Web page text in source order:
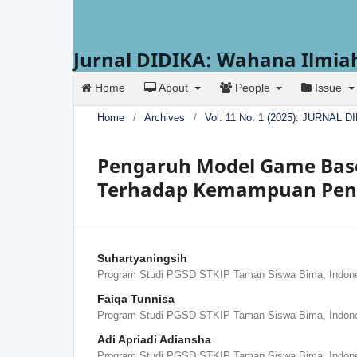
Jurnal DIDIKA: Wahana
Home About People Issue
Home / Archives / Vol. 11 No. 1 (2025): JURNAL
Pengaruh Model Game
Terhadap Kemampuan
Suhartyaningsih
Program Studi PGSD STKIP Taman Siswa Bima,
Faiqa Tunnisa
Program Studi PGSD STKIP Taman Siswa Bima,
Adi Apriadi Adiansha